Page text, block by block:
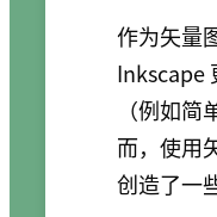
作为矢量
Inkscape
（例如
而，使用
创造了一